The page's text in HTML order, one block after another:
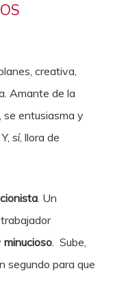
creativa,
Amante de la
se entusiasma y
sí, llora de
. Un
minucioso. Sube,
segundo para que